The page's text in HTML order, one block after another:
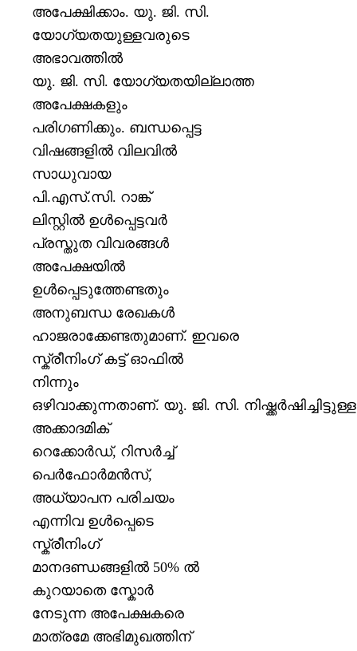
അപേക്ഷിക്കാം. യു. ജി. സി.
യോഗ്യതയുള്ളവരുടെ
അഭാവത്തില്‍
യു. ജി. സി. യോഗ്യതയില്ലാത്ത
അപേക്ഷകളും
പരിഗണിക്കും. ബന്ധപ്പെട്ട
വിഷങ്ങളില്‍ വിലവില്‍
സാധുവായ
പി.എസ്.സി. റാങ്ക്
ലിസ്റ്റില്‍ ഉള്‍പ്പെട്ടവര്‍
പ്രസ്തുത വിവരങ്ങള്‍
അപേക്ഷയില്‍
ഉള്‍പ്പെടുത്തേണ്ടതും
അനുബന്ധ രേഖകള്‍
ഹാജരാക്കേണ്ടതുമാണ്. ഇവരെ
സ്ക്രീനിംഗ് കട്ട് ഓഫില്‍
നിന്നും
ഒഴിവാക്കുന്നതാണ്. യു. ജി. സി. നിഷ്ക്കര്‍ഷിച്ചിട്ടുള്ള
അക്കാദമിക്
റെക്കോര്‍ഡ്, റിസര്‍ച്ച്
പെര്‍ഫോര്‍മന്‍സ്,
അധ്യാപന പരിചയം
എന്നിവ ഉള്‍പ്പെടെ
സ്ക്രീനിംഗ്
മാനദണ്ഡങ്ങളില്‍ 50% ല്‍
കുറയാതെ സ്കോര്‍
നേടുന്ന അപേക്ഷകരെ
മാത്രമേ അഭിമുഖത്തിന്